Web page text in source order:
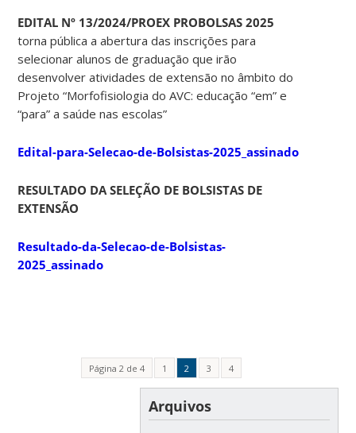
EDITAL Nº 13/2024/PROEX PROBOLSAS 2025
torna pública a abertura das inscrições para
selecionar alunos de graduação que irão
desenvolver atividades de extensão no âmbito do
Projeto “Morfofisiologia do AVC: educação “em” e
“para” a saúde nas escolas”
Edital-para-Selecao-de-Bolsistas-2025_assinado
RESULTADO DA SELEÇÃO DE BOLSISTAS DE
EXTENSÃO
Resultado-da-Selecao-de-Bolsistas-
2025_assinado
Página 2 de 4 1 2 3 4
Arquivos